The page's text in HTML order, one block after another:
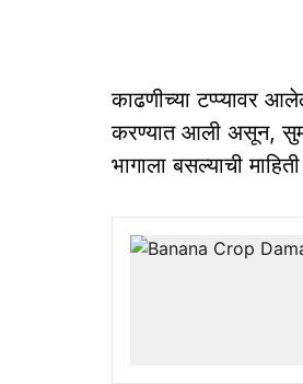
काढणीच्या टप्प्यावर
करण्यात आली असून,
भागाला बसल्याची